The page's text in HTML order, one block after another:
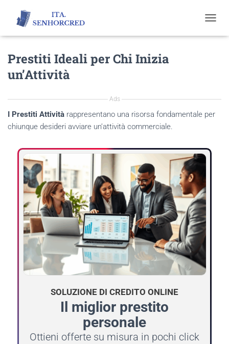
O
I
I
Prestiti Ideali per Chi Inizia
un’Attività
Ads
I Prestiti Attività rappresentano una risorsa fondamentale per
chiunque desideri avviare un’attività commerciale.
SOLUZIONE DI CREDITO ONLINE
Il miglior prestito
personale
Ottieni offerte su misura in pochi click